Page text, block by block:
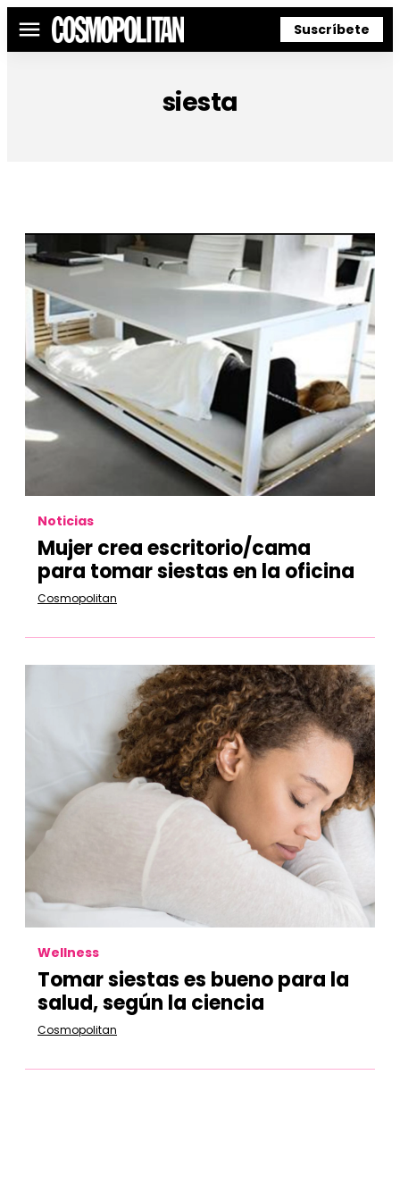
Menú Suscríbete
siesta
Noticias
Mujer crea escritorio/cama
para tomar siestas en la oficina
Cosmopolitan
Wellness
Tomar siestas es bueno para la
salud, según la ciencia
Cosmopolitan